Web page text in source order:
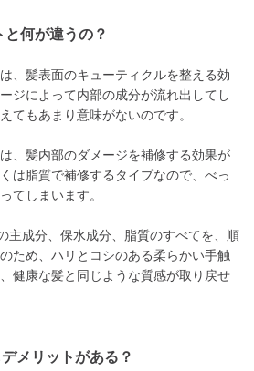
何が違うの？
、髪表面のキューティクルを整える効
ジによって内部の成分が流れ出してし
てもあまり意味がないのです。
、髪内部のダメージを補修する効果が
は脂質で補修するタイプなので、べっ
てしまいます。
主成分、保水成分、脂質のすべてを、順
ため、ハリとコシのある柔らかい手触
健康な髪と同じような質感が取り戻せ
メリットがある？